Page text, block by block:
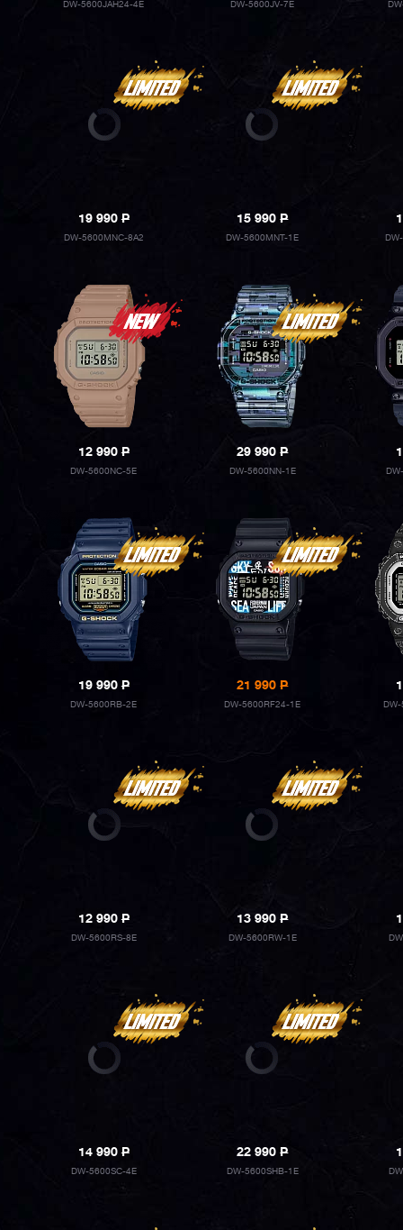
DW-5600JAH24-4E DW-5600JV-7E
19 990P
DW-5600MNC-8A2
15 990P
DW-5600MNT-1E
12 990P
DW-5600NC-5E
29 990P
DW-5600NN-1E
19 990P
DW-5600RB-2E
21 990P
DW-5600RF24-1E
12 990P
DW-5600RS-8E
13 990P
DW-5600RW-1E
14 990P
DW-5600SC-4E
22 990P
DW-5600SHB-1E